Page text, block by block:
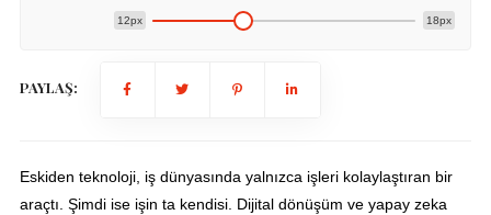
12px 18px
PAYLAŞ:
Eskiden teknoloji, iş dünyasında yalnızca işleri kolaylaştıran bir
araçtı. Şimdi ise işin ta kendisi. Dijital dönüşüm ve yapay zeka